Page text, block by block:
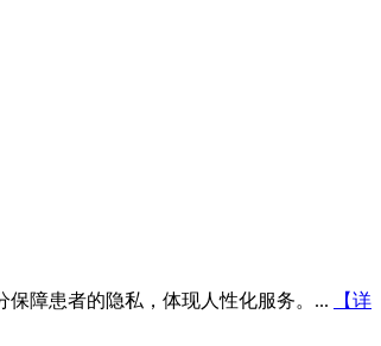
障患者的隐私，体现人性化服务。...
【详